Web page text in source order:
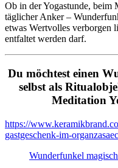
Ob in der Yogastunde, beim
täglicher Anker –
etwas Wertvolles verborgen
entfaltet werden darf.
Du möchtest einen
selbst als
Meditation
https://
gastgeschenk-im-
Wunderfunkel